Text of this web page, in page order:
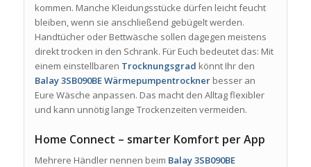
kommen. Manche Kleidungsstücke dürfen leicht feucht
bleiben, wenn sie anschließend gebügelt werden.
Handtücher oder Bettwäsche sollen dagegen meistens
direkt trocken in den Schrank. Für Euch bedeutet das: Mit
einem einstellbaren Trocknungsgrad könnt Ihr den
Balay 3SB090BE Wärmepumpentrocknerbesser an
Eure Wäsche anpassen. Das macht den Alltag flexibler
und kann unnötig lange Trockenzeiten vermeiden.
Home Connect – smarter Komfort per App
Mehrere Händler nennen beim Balay 3SB090BE